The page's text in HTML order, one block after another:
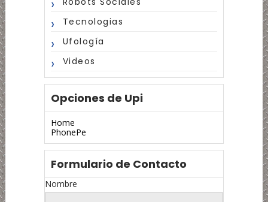
Tecnologias
Ufología
Videos
Opciones de Upi
Home
PhonePe
Formulario de Contacto
Nombre